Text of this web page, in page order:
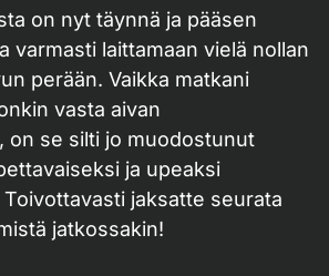
on nyt täynnä ja pääsen
varmasti laittamaan vielä nollan
perään. Vaikka matkani
vasta aivan
on se silti jo muodostunut
ja upeaksi
jaksatte seurata
jatkossakin!